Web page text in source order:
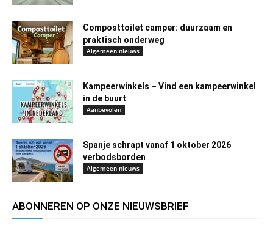
Composttoilet camper: duurzaam en
praktisch onderweg
Algemeen nieuws
Kampeerwinkels – Vind een kampeerwinkel
in de buurt
Aanbevolen
Spanje schrapt vanaf 1 oktober 2026
verbodsborden
Algemeen nieuws
ABONNEREN OP ONZE NIEUWSBRIEF